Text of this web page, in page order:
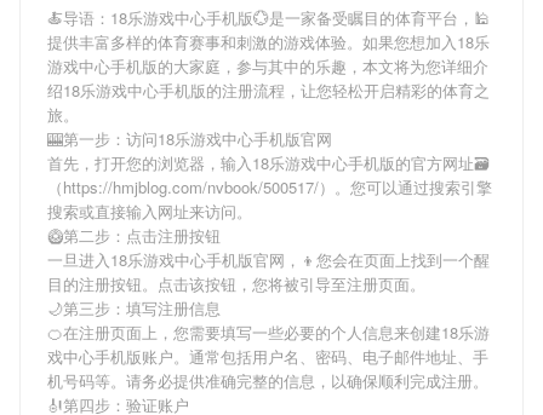
🍝导语： 18乐游戏中心手机版💮是一家备受瞩目的体育平台，🕌
提供丰富多样的体育赛事和刺激的游戏体验。如果您想加入18乐
游戏中心手机版的大家庭，参与其中的乐趣，本文将为您详细介
绍18乐游戏中心手机版的注册流程，让您轻松开启精彩的体育之
旅。
🎰第一步：访问18乐游戏中心手机版官网
首先，打开您的浏览器，输入18乐游戏中心手机版的官方网址🗃
（https://hmjblog.com/nvbook/500517/）。您可以通过搜索引擎
搜索或直接输入网址来访问。
🥝第二步：点击注册按钮
一旦进入18乐游戏中心手机版官网，👦您会在页面上找到一个醒
目的注册按钮。点击该按钮，您将被引导至注册页面。
🌙第三步：填写注册信息
🍊在注册页面上，您需要填写一些必要的个人信息来创建18乐游
戏中心手机版账户。通常包括用户名、密码、电子邮件地址、手
机号码等。请务必提供准确完整的信息，以确保顺利完成注册。
🎻第四步：验证账户